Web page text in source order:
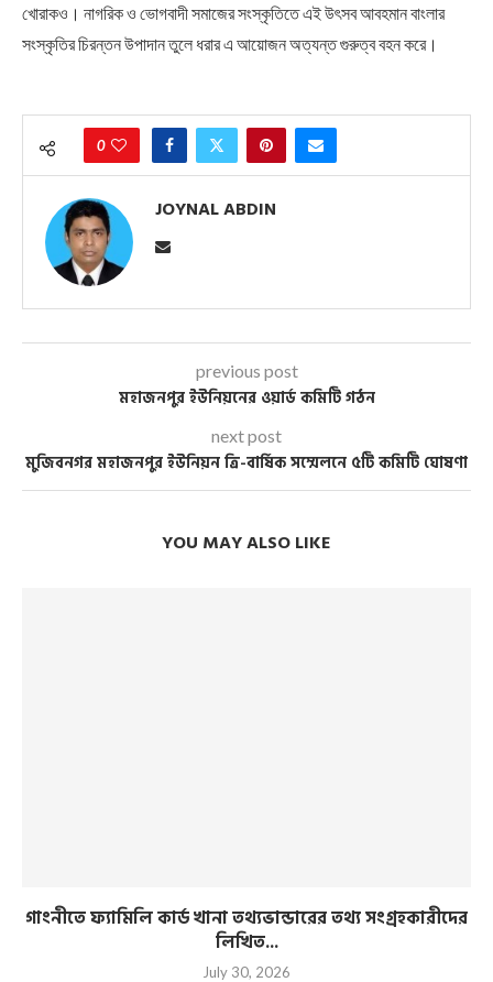
খোরাকও। নাগরিক ও ভোগবাদী সমাজের সংস্কৃতিতে এই উৎসব আবহমান বাংলার
সংস্কৃতির চিরন্তন উপাদান তুলে ধরার এ আয়োজন অত্যন্ত গুরুত্ব বহন করে।
0
JOYNAL ABDIN
previous post
মহাজনপুর ইউনিয়নের ওয়ার্ড কমিটি গঠন
next post
মুজিবনগর মহাজনপুর ইউনিয়ন ত্রি-বার্ষিক সম্মেলনে ৫টি কমিটি ঘোষণা
YOU MAY ALSO LIKE
গাংনীতে ফ্যামিলি কার্ড খানা তথ্যভান্ডারের তথ্য সংগ্রহকারীদের
লিখিত...
July 30, 2026